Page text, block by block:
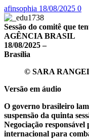
afinsophia 18/08/2025 0
Sessão do comitê que
AGÊNCIA BRASIL
18/08/2025 –
Brasília
© SARA
Versão em áudio
O governo brasileiro
suspensão da quinta
Negociação
internacional para